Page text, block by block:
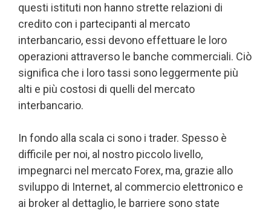
questi istituti non hanno strette relazioni di
credito con i partecipanti al mercato
interbancario, essi devono effettuare le loro
operazioni attraverso le banche commerciali. Ciò
significa che i loro tassi sono leggermente più
alti e più costosi di quelli del mercato
interbancario.
In fondo alla scala ci sono i trader. Spesso è
difficile per noi, al nostro piccolo livello,
impegnarci nel mercato Forex, ma, grazie allo
sviluppo di Internet, al commercio elettronico e
ai broker al dettaglio, le barriere sono state